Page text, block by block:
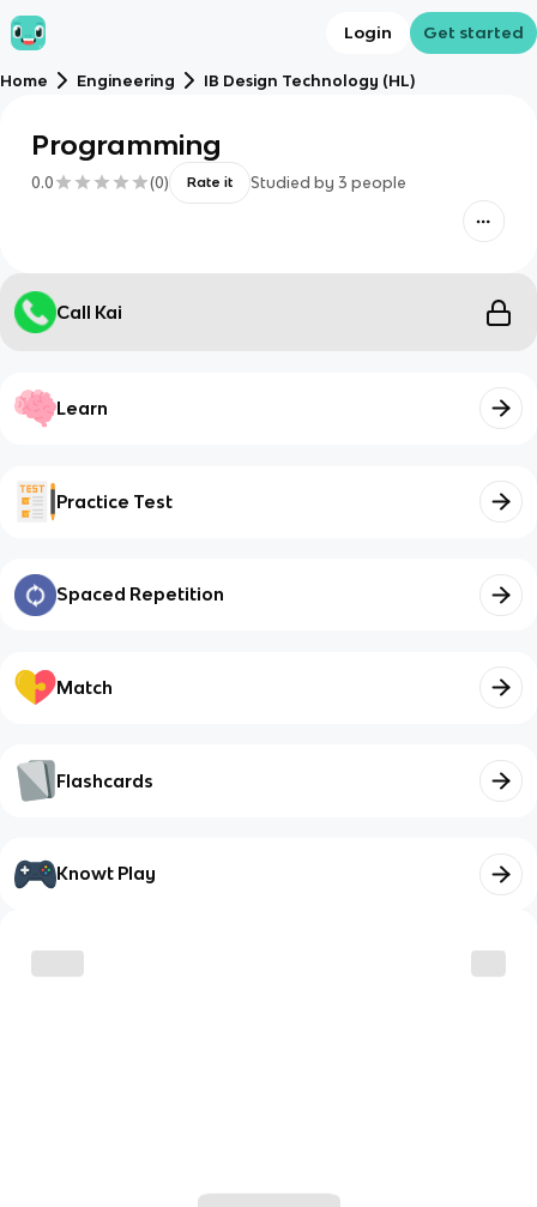
Login Get started
Home Engineering IB Design Technology (HL)
Programming
0.0 (0) Rate it Studied by 3 people
Call Kai
Learn
Practice Test
Spaced Repetition
Match
Flashcards
Knowt Play